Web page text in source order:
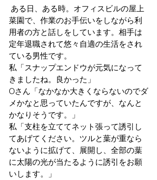
菜園で、作業のお手伝いをしながら利
用者の方と話しをしています。相手は
定年退職されて悠々自適の生活をされ
ている男性です。
私「スナップエンドウが元気になって
きましたね。良かった」
Oさん「なかなか大きくならないのでダ
メかなと思っていたんですが、なんと
かなりそうです。」
私「支柱を立ててネット張って誘引し
てあげてください。ツルと葉が重なら
ないように拡げて、展開し、全部の葉
に太陽の光が当たるように誘引をお願
いします。」